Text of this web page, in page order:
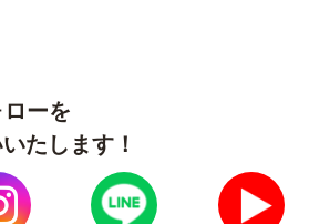
ーを
たします！